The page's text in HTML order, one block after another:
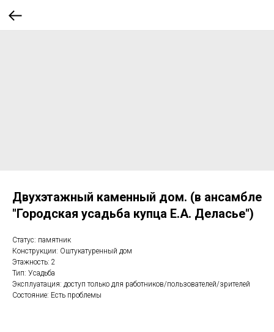
Двухэтажный каменный дом. (в ансамбле
"Городская усадьба купца Е.А. Деласье")
Статус: памятник
Конструкции: Оштукатуренный дом
Этажность: 2
Тип: Усадьба
Эксплуатация: доступ только для работников/пользователей/зрителей
Состояние: Есть проблемы